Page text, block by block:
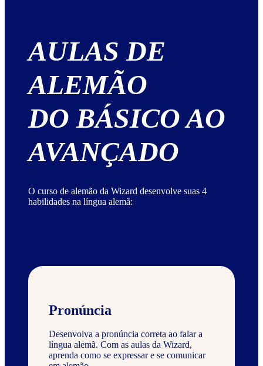
AULAS DE
ALEMÃO
DO BÁSICO AO
AVANÇADO
O curso de alemão da Wizard desenvolve suas 4
habilidades na língua alemã:
Pronúncia
Desenvolva a pronúncia correta ao falar a
língua alemã. Com as aulas da Wizard,
aprenda como se expressar e se comunicar